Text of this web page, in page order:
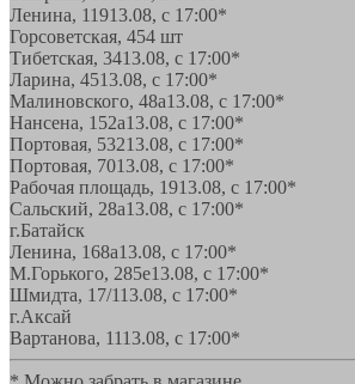
Ленина, 11913.08, с 17:00*
Горсоветская, 454 шт
Тибетская, 3413.08, с 17:00*
Ларина, 4513.08, с 17:00*
Малиновского, 48а13.08, с 17:00*
Нансена, 152а13.08, с 17:00*
Портовая, 53213.08, с 17:00*
Портовая, 7013.08, с 17:00*
Рабочая площадь, 1913.08, с 17:00*
Сальский, 28a13.08, с 17:00*
г.Батайск
Ленина, 168а13.08, с 17:00*
М.Горького, 285е13.08, с 17:00*
Шмидта, 17/113.08, с 17:00*
г.Аксай
Вартанова, 1113.08, с 17:00*